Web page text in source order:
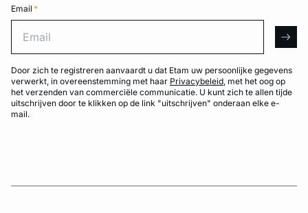
Email *
Door zich te registreren aanvaardt u dat Etam uw persoonlijke gegevens
verwerkt, in overeenstemming met haar Privacybeleid, met het oog op
het verzenden van commerciële communicatie. U kunt zich te allen tijde
uitschrijven door te klikken op de link "uitschrijven" onderaan elke e-
mail.